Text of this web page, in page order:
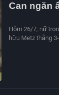
Can ngăn
Hôm 26/7, nữ
hữu Metz thắng